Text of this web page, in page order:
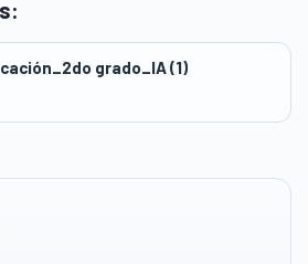
grado_IA (1)